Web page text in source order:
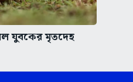
যুবকের মৃতদেহ